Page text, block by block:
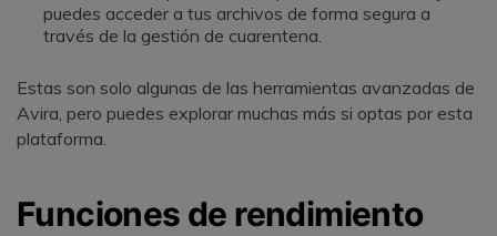
puedes acceder a tus archivos de forma segura a
través de la gestión de cuarentena.
Estas son solo algunas de las herramientas avanzadas de
Avira, pero puedes explorar muchas más si optas por esta
plataforma.
Funciones de rendimiento